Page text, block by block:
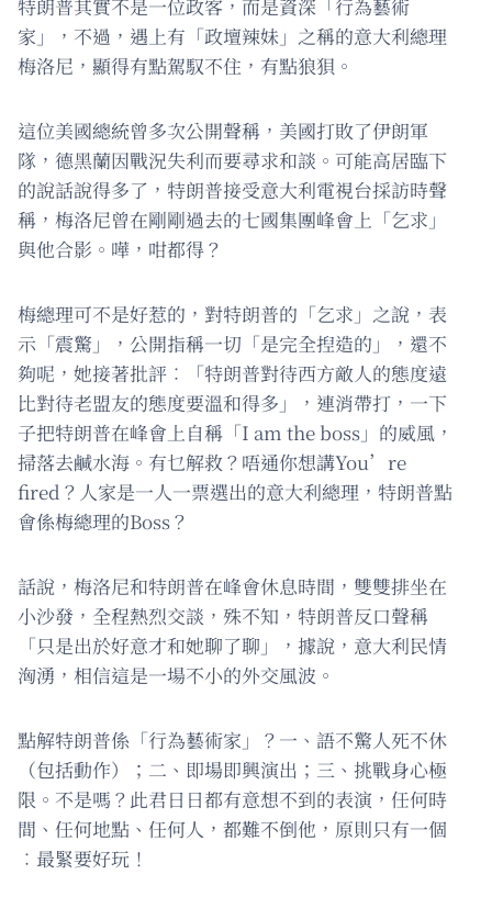
特朗普其實不是一位政客，而是資深「行為藝術
家」，不過，遇上有「政壇辣妹」之稱的意大利總理
梅洛尼，顯得有點駕馭不住，有點狼狽。
這位美國總統曾多次公開聲稱，美國打敗了伊朗軍
隊，德黑蘭因戰況失利而要尋求和談。可能高居臨下
的說話說得多了，特朗普接受意大利電視台採訪時聲
稱，梅洛尼曾在剛剛過去的七國集團峰會上「乞求」
與他合影。嘩，咁都得？
梅總理可不是好惹的，對特朗普的「乞求」之說，表
示「震驚」，公開指稱一切「是完全揑造的」，還不
夠呢，她接著批評︰「特朗普對待西方敵人的態度遠
比對待老盟友的態度要溫和得多」，連消帶打，一下
子把特朗普在峰會上自稱「I am the boss」的威風，
掃落去鹹水海。有乜解救？唔通你想講You’re
fired？人家是一人一票選出的意大利總理，特朗普點
會係梅總理的Boss？
話說，梅洛尼和特朗普在峰會休息時間，雙雙排坐在
小沙發，全程熱烈交談，殊不知，特朗普反口聲稱
「只是出於好意才和她聊了聊」，據說，意大利民情
洶湧，相信這是一場不小的外交風波。
點解特朗普係「行為藝術家」？一、語不驚人死不休
（包括動作）；二、即場即興演出；三、挑戰身心極
限。不是嗎？此君日日都有意想不到的表演，任何時
間、任何地點、任何人，都難不倒他，原則只有一個
︰最緊要好玩！